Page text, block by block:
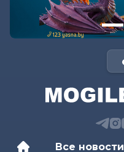
Все новости